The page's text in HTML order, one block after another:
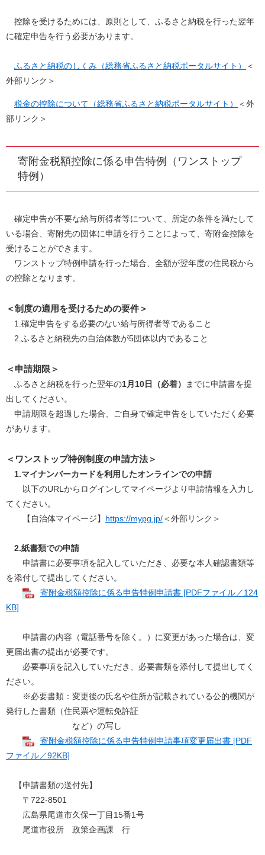
控除を受けるためには、原則として、ふるさと納税を行った翌年
に確定申告を行う必要があります。
ふるさと納税のしくみ（総務省ふるさと納税ポータルサイト）
＜
外部リンク＞
税金の控除について（総務省ふるさと納税ポータルサイト）
＜外
部リンク＞
寄附金税額控除に係る申告特例（ワンストップ
特例）
確定申告が不要な給与所得者等について、所定の条件を満たして
いる場合、寄附先の団体に申請を行うことによって、寄附金控除を
受けることができます。
ワンストップ特例申請を行った場合、全額が翌年度の住民税から
の控除となります。
＜制度の適用を受けるための要件＞
1.確定申告をする必要のない給与所得者等であること
2.ふるさと納税先の自治体数が5団体以内であること
＜申請期限＞
ふるさと納税を行った翌年の1月10日（必着）
までに申請書を提
出してください。
申請期限を超過した場合、ご自身で確定申告をしていただく必要
があります。
＜ワンストップ特例制度の申請方法＞
1.マイナンバーカードを利用したオンラインでの申請
以下のURLからログインしてマイページより申請情報を入力し
てください。
【自治体マイページ】 https://mypg.jp/＜外部リンク＞
2.紙書類での申請
申請書に必要事項を記入していただき、必要な本人確認書類等
を添付して提出してください。
寄附金税額控除に係る申告特例申請書 [PDFファイル／124
KB]
申請書の内容（電話番号を除く。）に変更があった場合は、変
更届出書の提出が必要です。
必要事項を記入していただき、必要書類を添付して提出してく
ださい。
※必要書類：変更後の氏名や住所が記載されている公的機関が
発行した書類（住民票や運転免許証
など）の写し
寄附金税額控除に係る申告特例申請事項変更届出書 [PDF
ファイル／92KB]
【申請書類の送付先】
〒722-8501
広島県尾道市久保一丁目15番1号
尾道市役所 政策企画課 行